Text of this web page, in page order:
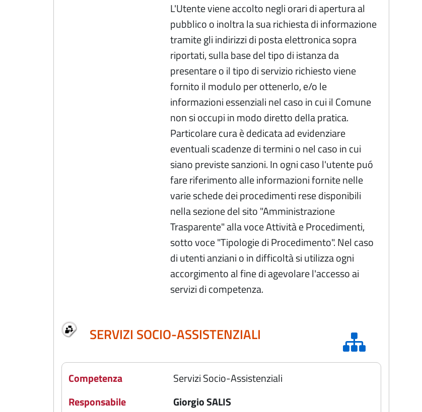
L'Utente viene accolto negli orari di apertura al
pubblico o inoltra la sua richiesta di informazione
tramite gli indirizzi di posta elettronica sopra
riportati, sulla base del tipo di istanza da
presentare o il tipo di servizio richiesto viene
fornito il modulo per ottenerlo, e/o le
informazioni essenziali nel caso in cui il Comune
non si occupi in modo diretto della pratica.
Particolare cura è dedicata ad evidenziare
eventuali scadenze di termini o nel caso in cui
siano previste sanzioni. In ogni caso l'utente puó
fare riferimento alle informazioni fornite nelle
varie schede dei procedimenti rese disponibili
nella sezione del sito "Amministrazione
Trasparente" alla voce Attività e Procedimenti,
sotto voce "Tipologie di Procedimento". Nel caso
di utenti anziani o in difficoltà si utilizza ogni
accorgimento al fine di agevolare l'accesso ai
servizi di competenza.
SERVIZI SOCIO-ASSISTENZIALI
Competenza
Servizi Socio-Assistenziali
Responsabile
Giorgio SALIS